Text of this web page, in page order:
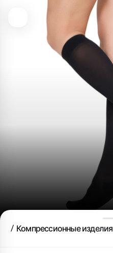
Компрессионные изделия